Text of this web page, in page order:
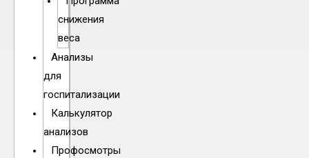
снижения
веса
Анализы
для
госпитализации
Калькулятор
анализов
Профосмотры